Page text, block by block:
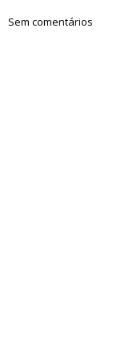
Sem comentários